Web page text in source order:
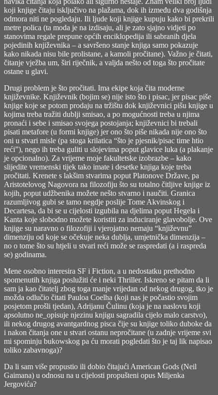
I
Married
An
Axe
Murderer)
koji knjige čitaju isključivo na plažama, dok ih između dva godišnja
odmora niti ne pogledaju. Ili ljude koji knjige kupuju kako bi prekrili
metre polica (ta moda je na izdisaju, ali je zato sjajno vidjeti po
stanovima regale prepune općih enciklopedija ili sabranih djela
pojedinih književnika – a savršeno stanje knjiga samo pokazuje
kako nikada nisu bile prolistane, a kamoli pročitane). Važno je čitati,
čitanje vježba um, širi riječnik, a valjda nešto od toga što pročitate
ostane u glavi.
Drugi problem je što pročitati. Ima ekipe koja čita moderne
književnike. Književnik (bojim se) nije isto što i pisac, jer pisac piše
knjige koje se potom prodaju na tržištu dok književnici pišu knjige u
kojima treba tražiti dublji smisao, a po mogućnosti treba u njima
pronaći i sebe i smisao svojega postojanja; književnici bi trebali
pisati metafore (u formi knjige) jer ono što piše nikada nije ono što
oni u stvari misle (pa stoga krilatica “što je pjesnik/pisac time htio
reći”), nego ih treba guliti u slojevima poput glavice luka (a plakanje
je opcionalno). Za vrijeme moje fakultetske izobrazbe – kako
slijedite vremenski tijek tako imate i desetke knjiga koje treba
pročitati. Krenete s lakšim stvarima poput Platonove Države, pa
Aristotelovog Nagovora na filozofiju što su totalno čitljive knjige iz
kojih, poput udžbenika možete nešto stvarno i naučiti. Granica
razumljivog gubi se tamo negdje poslije Tome Akvinskog i
Decartesa, da bi se u cijelosti izgubila na djelima poput Hegela i
Kanta koje slobodno možete koristiti za induciranje glavobolje. Ove
knjige su naravno o filozofiji i vjerojatno nemaju “književnu”
dimenziju od koje se očekuje neka dublja, umjetnička dimenzija –
no o tome što su htjeli u stvari reći može se raspredati (a i raspreda
se) godinama.
Mene osobno interesira SF i Fiction, a u nedostatku prethodno
spomenutih knjiga poslužiti će i neki Thriller. Iskreno se pitam da li
sam ja kao čitatelj zbog toga manje vrijedan od nekog drugog, tko je
možda odlučio čitati Pauloa Coelha (koji nas je počastio svojim
posjetom prošli tjedan), Adrijanu Čulinu (koja je na naslovu koji
apsolutno ne_opisuje njezinu knjigu sagradila cijelo malo carstvo),
ili nekog drugog avantgardnog pisca čije su knjige toliko duboke da
i nakon čitanja one u stvari ostanu nepročitane (u zadnje vrijeme svi
mi spominju bukowskog pa ću morati pogledati što je taj lik napisao
toliko zabavnoga)?
Da li sam više propustio ili dobio čitajući American Gods (Neil
Gaimana) u odnosu na u cijelosti propušteni opus Miljenka
Jergovića?